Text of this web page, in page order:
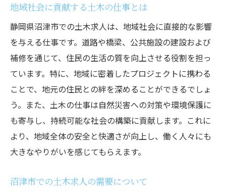
土木工事が地域に与える影響
沼津市でのインフラプロジェクトの現状
地域発展に寄与する具体的な事例
土木求人が地域経済に与える影響
地域社会との連携が求められる理由
キャリアを通じた地域貢献の方法
沼津土木求人経験者優遇で新しい挑戦が可能
経験者優遇の背景と理由
新たな挑戦を支援する企業の取り組み
地域社会に貢献する土木の仕事とは
静岡県沼津市での土木求人は、地域社会に直接的な影響
を与える仕事です。道路や橋梁、公共施設の建設および
補修を通じて、住民の生活の質を向上させる役割を担っ
ています。特に、地域に密着したプロジェクトに携わる
ことで、地元の住民との絆を深めることができるでしょ
う。また、土木の仕事は自然災害への対策や環境保護に
も寄与し、持続可能な社会の構築に貢献します。これに
より、地域全体の安全と快適さが向上し、働く人々にも
大きなやりがいを感じてもらえます。
沼津市での土木求人の需要について